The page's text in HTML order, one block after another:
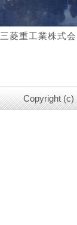
三菱重工業株式
Copyright (c)